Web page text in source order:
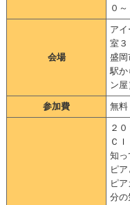
０
会場
ア
室３
盛
駅
ン
参加費 無料
２
Ｃ
知っ
ピ
ピ
分の